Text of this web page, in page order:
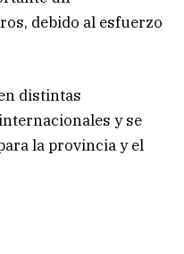
debido al esfuerzo
distintas
y se
la provincia y el